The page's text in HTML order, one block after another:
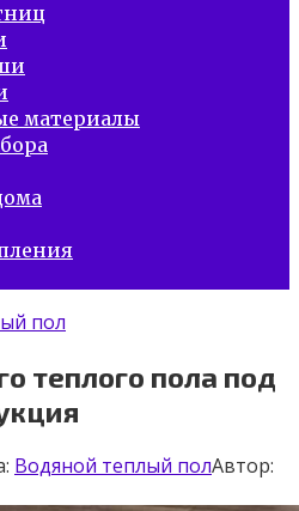
материалы
пол
теплого пола под
Водяной теплый полАвтор: